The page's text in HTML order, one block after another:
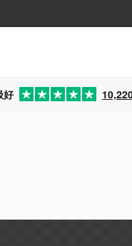
好